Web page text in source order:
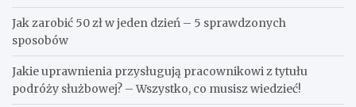
Jak zarobić 50 zł w jeden dzień – 5 sprawdzonych
sposobów
Jakie uprawnienia przysługują pracownikowi z tytułu
podróży służbowej? – Wszystko, co musisz wiedzieć!